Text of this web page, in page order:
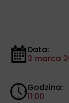
Data:
3 marca
Godzina:
11:00